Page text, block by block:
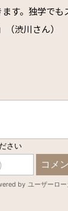
す。独学でも
渋川さん）